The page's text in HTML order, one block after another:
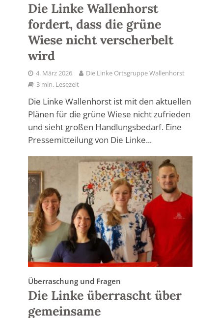
Die Linke Wallenhorst
fordert, dass die grüne
Wiese nicht verscherbelt
wird
4. März 2026
Die Linke Ortsgruppe Wallenhorst
3 min. Lesezeit
Die Linke Wallenhorst ist mit den aktuellen
Plänen für die grüne Wiese nicht zufrieden
und sieht großen Handlungsbedarf. Eine
Pressemitteilung von Die Linke...
Überraschung und Fragen
Die Linke überrascht über
gemeinsame